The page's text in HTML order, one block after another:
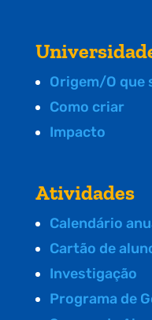
Origem/O que
Como criar
Impacto
Atividades
Calendário
Cartão de
Investigação
Programa de